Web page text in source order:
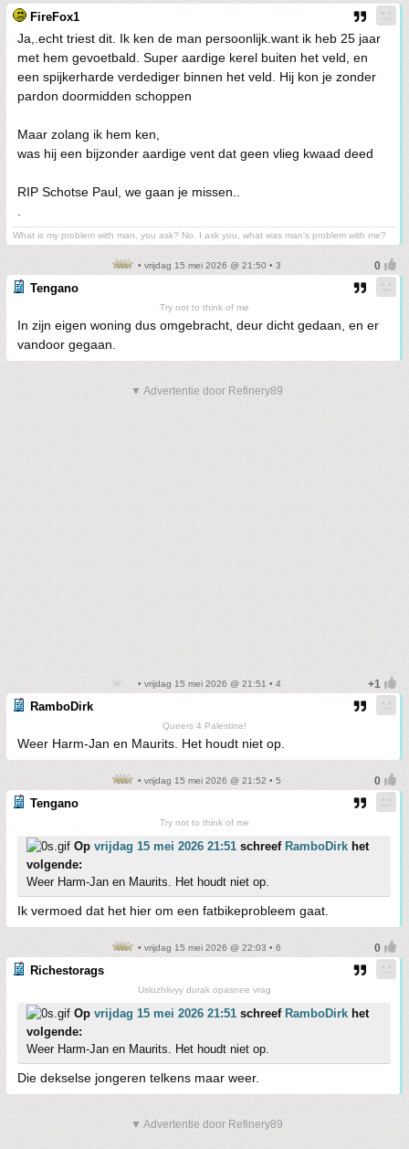
FireFox1
Ja,.echt triest dit. Ik ken de man persoonlijk.want ik heb 25 jaar
met hem gevoetbald. Super aardige kerel buiten het veld, en
een spijkerharde verdediger binnen het veld. Hij kon je zonder
pardon doormidden schoppen
Maar zolang ik hem ken,
was hij een bijzonder aardige vent dat geen vlieg kwaad deed
RIP Schotse Paul, we gaan je missen..
What is my problem with man, you ask? No. I ask you, what was man's problem with me?
• vrijdag 15 mei 2026 @ 21:50 • 3
Tengano
Try not to think of me
In zijn eigen woning dus omgebracht, deur dicht gedaan, en er
vandoor gegaan.
▼ Advertentie door Refinery89
• vrijdag 15 mei 2026 @ 21:51 • 4
RamboDirk
Queers 4 Palestine!
Weer Harm-Jan en Maurits. Het houdt niet op.
• vrijdag 15 mei 2026 @ 21:52 • 5
Tengano
Try not to think of me
Op vrijdag 15 mei 2026 21:51 schreef RamboDirk het
volgende:
Weer Harm-Jan en Maurits. Het houdt niet op.
Ik vermoed dat het hier om een fatbikeprobleem gaat.
• vrijdag 15 mei 2026 @ 22:03 • 6
Richestorags
Usluzhlivyy durak opasnee vrag
Op vrijdag 15 mei 2026 21:51 schreef RamboDirk het
volgende:
Weer Harm-Jan en Maurits. Het houdt niet op.
Die dekselse jongeren telkens maar weer.
▼ Advertentie door Refinery89